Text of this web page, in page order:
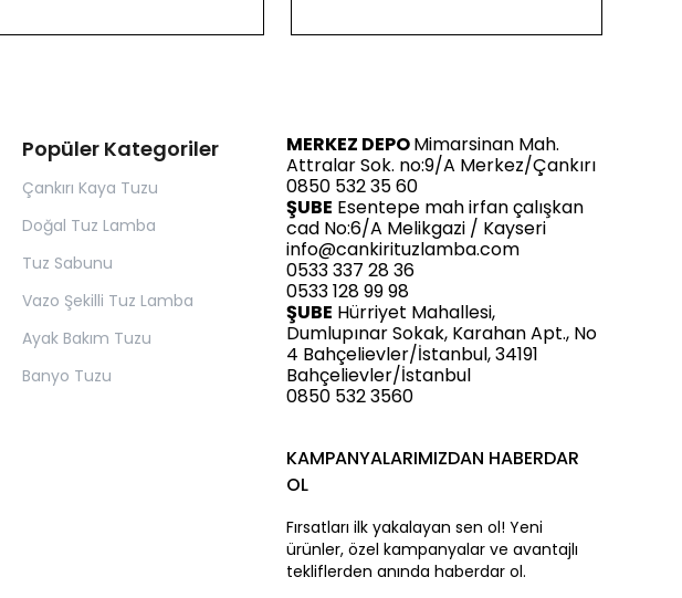
Popüler Kategoriler
Çankırı Kaya Tuzu
Doğal Tuz Lamba
Tuz Sabunu
Vazo Şekilli Tuz Lamba
Ayak Bakım Tuzu
Banyo Tuzu
MERKEZ DEPOMimarsinan Mah.
Attralar Sok. no:9/A Merkez/Çankırı
0850 532 35 60
ŞUBE Esentepe mah irfan çalışkan
cad No:6/A Melikgazi / Kayseri
info@cankirituzlamba.com
0533 337 28 36
0533 128 99 98
ŞUBE Hürriyet Mahallesi,
Dumlupınar Sokak, Karahan Apt., No
4 Bahçelievler/İstanbul, 34191
Bahçelievler/İstanbul
0850 532 3560
KAMPANYALARIMIZDAN HABERDAR
OL
Fırsatları ilk yakalayan sen ol! Yeni
ürünler, özel kampanyalar ve avantajlı
tekliflerden anında haberdar ol.